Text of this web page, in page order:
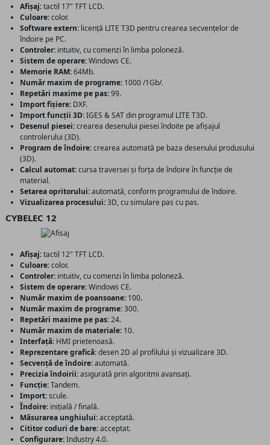
Afișaj:tactil 17" TFT LCD.
Culoare:color.
Software extern: licență LITE T3D pentru crearea secvențelor de
îndoire pe PC.
Controler: intuitiv, cu comenzi în limba poloneză.
Sistem de operare:Windows CE.
Memorie RAM:64Mb.
Număr maxim de programe: 1000 /1Gb/.
Repetări maxime pe pas:99.
Import fișiere: DXF.
Import funcții 3D:IGES & SAT din programul LITE T3D.
Desenul piesei:crearea desenului piesei îndoite pe afișajul
controlerului (3D).
Program de îndoire:crearea automată pe baza desenului produsului
(3D).
Calcul automat:cursa traversei și forța de îndoire în funcție de
material.
Setarea opritorului:automată, conform programului de îndoire.
Vizualizarea procesului:3D, cu simulare pas cu pas.
CYBELEC 12
Afișaj:tactil 12" TFT LCD.
Culoare:color.
Controler: intuitiv, cu comenzi în limba poloneză.
Sistem de operare:Windows CE.
Număr maxim de poansoane: 100.
Număr maxim de programe:300.
Repetări maxime pe pas:24.
Număr maxim de materiale: 10.
Interfață: HMI prietenoasă.
Reprezentare grafică:desen 2D al profilului și vizualizare 3D.
Secvență de îndoire:automată.
Precizia îndoirii:asigurată prin algoritmi avansați.
Funcție:Tandem.
Import:scule.
Îndoire: inițială / finală.
Măsurarea unghiului:acceptată.
Cititor coduri de bare:acceptat.
Configurare:Industry 4.0.